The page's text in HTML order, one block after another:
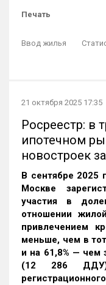
Печать
Ввод жилья
21 октября 2025 17:35
Росреестр: в
ипотечном
новостроек
В сентябре 2025
Москве
участия в
отношении
привлечением
меньше, чем в
и на 61,8% — чем
(12 286